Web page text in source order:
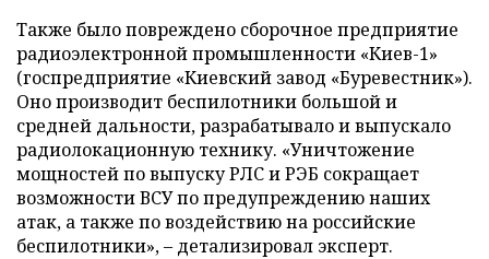
Также было повреждено сборочное предприятие
радиоэлектронной промышленности «Киев-1»
(госпредприятие «Киевский завод «Буревестник»).
Оно производит беспилотники большой и
средней дальности, разрабатывало и выпускало
радиолокационную технику. «Уничтожение
мощностей по выпуску РЛС и РЭБ сокращает
возможности ВСУ по предупреждению наших
атак, а также по воздействию на российские
беспилотники», – детализировал эксперт.